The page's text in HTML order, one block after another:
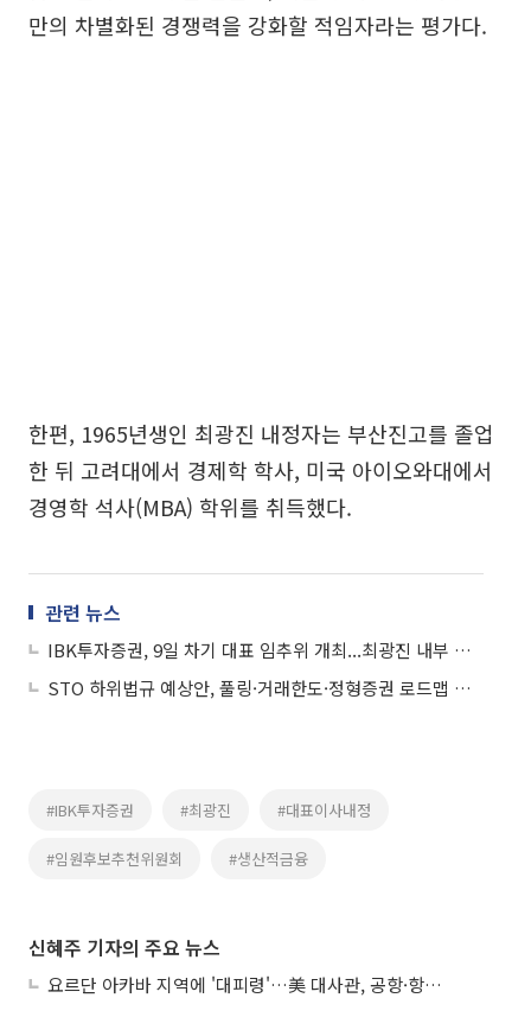
만의 차별화된 경쟁력을 강화할 적임자라는 평가다.
한편, 1965년생인 최광진 내정자는 부산진고를 졸업
한 뒤 고려대에서 경제학 학사, 미국 아이오와대에서
경영학 석사(MBA) 학위를 취득했다.
관련 뉴스
IBK투자증권, 9일 차기 대표 임추위 개최...최광진 내부 승진 유력
STO 하위법규 예상안, 풀링·거래한도·정형증권 로드맵 제시
#IBK투자증권 #최광진 #대표이사내정
#임원후보추천위원회 #생산적금융
신혜주 기자의 주요 뉴스
요르단 아카바 지역에 '대피령'…美 대사관, 공항·항구 접근 금지 권고